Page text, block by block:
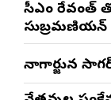
సీఎం రేవంత్ తో
సుబ్రమణియన్
నాగార్జున